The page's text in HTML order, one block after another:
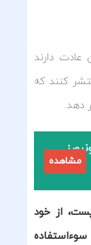
عادت دارند
کنند که
دهد.
مشاهده
از خود